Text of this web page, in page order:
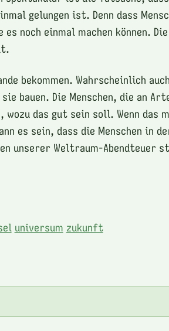
gelungen ist. Denn dass
noch einmal machen können. Die
bekommen. Wahrscheinlich auch
bauen. Die Menschen, die an
das gut sein soll. Wenn das
es sein, dass die Menschen in
unserer Weltraum-Abendteuer
universum zukunft